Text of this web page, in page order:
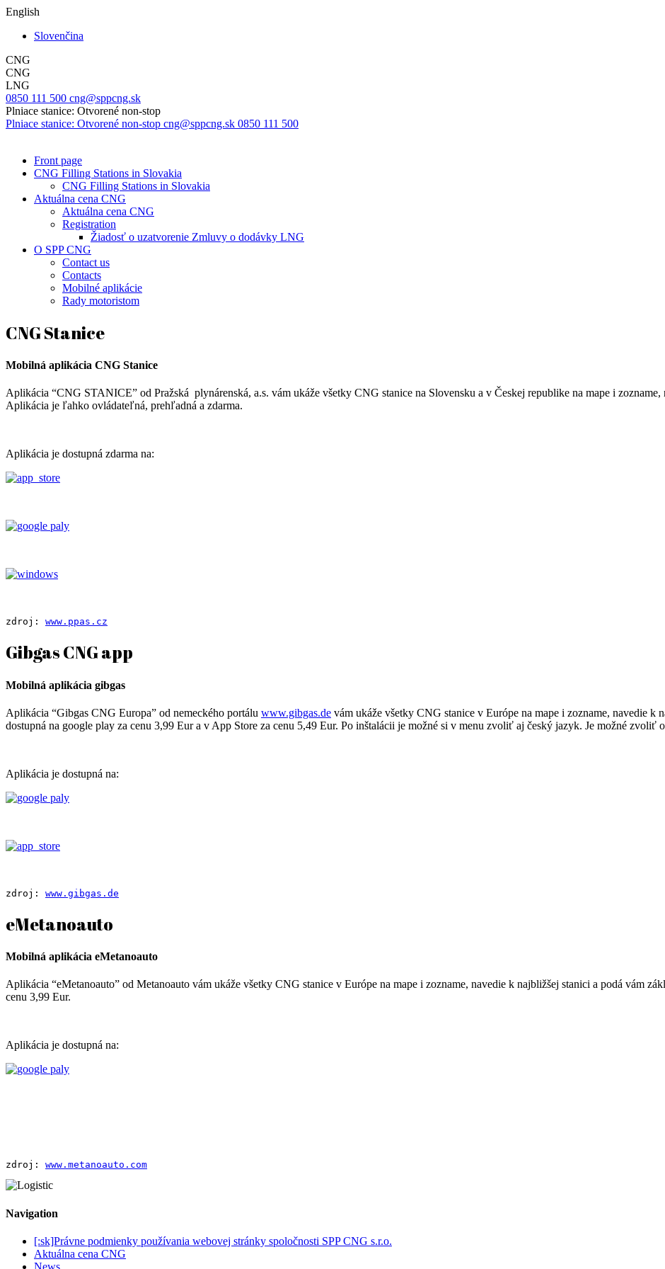
English
Slovenčina
CNG
CNG
LNG
0850 111 500 cng@sppcng.sk
Plniace stanice: Otvorené non-stop
Plniace stanice: Otvorené non-stop cng@sppcng.sk 0850 111 500
Front page
CNG Filling Stations in Slovakia
CNG Filling Stations in Slovakia
Aktuálna cena CNG
Aktuálna cena CNG
Registration
Žiadosť o uzatvorenie Zmluvy o dodávky LNG
O SPP CNG
Contact us
Contacts
Mobilné aplikácie
Rady motoristom
CNG Stanice
Mobilná aplikácia CNG Stanice
Aplikácia “CNG STANICE” od Pražská plynárenská, a.s. vám ukáže všetky CNG stanice na Slovensku a v Českej republike na mape i
Aplikácia je ľahko ovládateľná, prehľadná a zdarma.
Aplikácia je dostupná zdarma na:
zdroj: www.ppas.cz
Gibgas CNG app
Mobilná aplikácia gibgas
Aplikácia “Gibgas CNG Europa” od nemeckého portálu www.gibgas.de vám ukáže všetky CNG stanice v Európe na mape i zozname, navedie
dostupná na google play za cenu 3,99 Eur a v App Store za cenu 5,49 Eur. Po inštalácii je možné si v menu zvoliť aj český jazyk. Je možné zvoliť
Aplikácia je dostupná na:
zdroj: www.gibgas.de
eMetanoauto
Mobilná aplikácia eMetanoauto
Aplikácia “eMetanoauto” od Metanoauto vám ukáže všetky CNG stanice v Európe na mape i zozname, navedie k najbližšej stanici a podá vám
cenu 3,99 Eur.
Aplikácia je dostupná na:
zdroj: www.metanoauto.com
Navigation
[:sk]Právne podmienky používania webovej stránky spoločnosti SPP CNG s.r.o.
Aktuálna cena CNG
News